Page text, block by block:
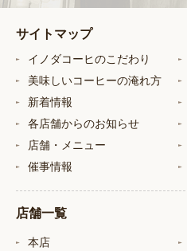
サイトマップ
イノダコーヒのこだわり
美味しいコーヒーの淹れ方
新着情報
各店舗からのお知らせ
店舗・メニュー
催事情報
店舗一覧
本店